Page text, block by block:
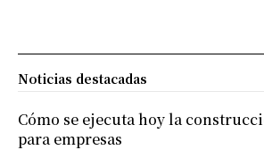
Noticias destacadas
Cómo se ejecuta hoy la
para empresas